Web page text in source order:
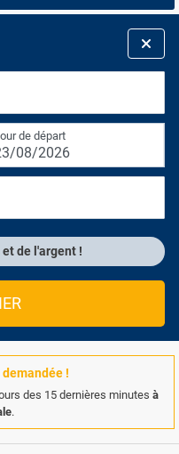
de départ
08/2026
de l'argent !
!
des 15 dernières minutes à
.